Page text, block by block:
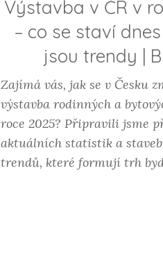
Výstavba v ČR v
– co se staví
jsou trendy |
Zajímá vás, jak se v Česku
výstavba rodinných a
roce 2025? Připravili jsme
aktuálních statistik a
trendů, které formují trh